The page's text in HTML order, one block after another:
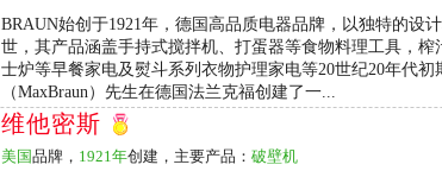
BRAUN始创于1921年，德国高品质电器品牌，以独特的设
世，其产品涵盖手持式搅拌机、打蛋器等食物料理工具，榨
士炉等早餐家电及熨斗系列衣物护理家电等20世纪20年代初
（MaxBraun）先生在德国法兰克福创建了一...
维他密斯
美国品牌， 1921年创建，主要产品： 破壁机